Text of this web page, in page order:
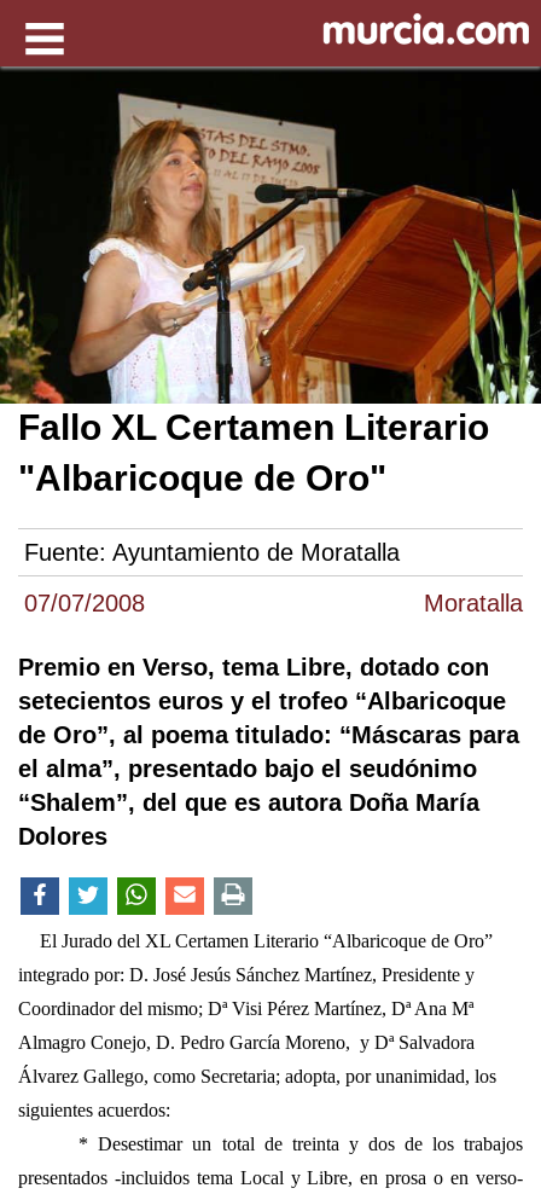
07/07/2008 Moratalla
Fallo XL Certamen Literario
"Albaricoque de Oro"
Fuente: Ayuntamiento de Moratalla
Premio en Verso, tema Libre, dotado con
setecientos euros y el trofeo “Albaricoque
de Oro”, al poema titulado: “Máscaras para
el alma”, presentado bajo el seudónimo
“Shalem”, del que es autora Doña María
Dolores
El Jurado del XL Certamen Literario “Albaricoque de Oro”
integrado por: D. José Jesús Sánchez Martínez, Presidente y
Coordinador del mismo; Dª Visi Pérez Martínez, Dª Ana Mª
Almagro Conejo, D. Pedro García Moreno, y Dª Salvadora
Álvarez Gallego, como Secretaria; adopta, por unanimidad, los
siguientes acuerdos:
* Desestimar un total de treinta y dos de los trabajos
presentados -incluidos tema Local y Libre, en prosa o en verso-